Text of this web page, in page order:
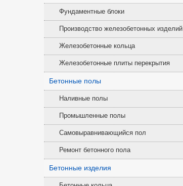
Фундаментные блоки
Производство железобетонных изделий
Железобетонные кольца
Железобетонные плиты перекрытия
Бетонные полы
Наливные полы
Промышленные полы
Самовыравнивающийся пол
Ремонт бетонного пола
Бетонные изделия